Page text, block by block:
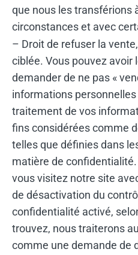
que nous les transférions
circonstances et avec
– Droit de refuser la
ciblée. Vous pouvez avoir
demander de ne pas «
informations
traitement de vos
fins considérées comme
telles que définies dans
matière de
vous visitez notre site
de désactivation du
confidentialité activé,
trouvez, nous traiterons
comme une demande de